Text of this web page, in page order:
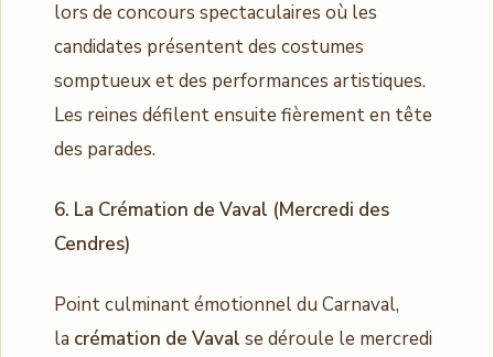
lors de concours spectaculaires où les
candidates présentent des costumes
somptueux et des performances artistiques.
Les reines défilent ensuite fièrement en tête
des parades.
6. La Crémation de Vaval (Mercredi des
Cendres)
Point culminant émotionnel du Carnaval,
la crémation de Vaval se déroule le mercredi